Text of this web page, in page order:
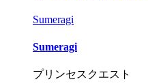
Sumeragi
Sumeragi
プリンセスクエスト